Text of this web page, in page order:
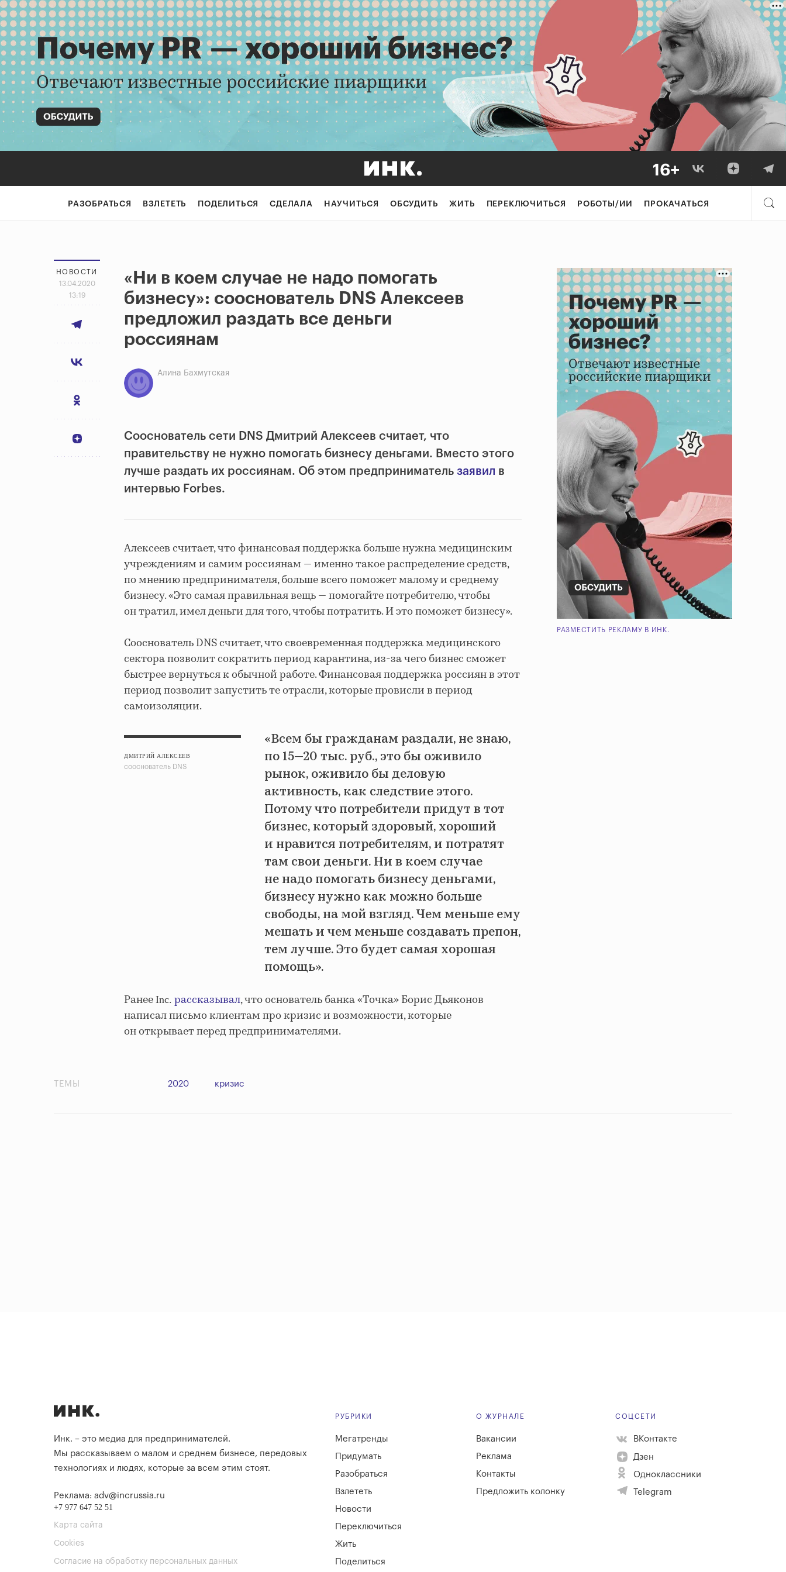
РАЗОБРАТЬСЯ ВЗЛЕТЕТЬ ПОДЕЛИТЬСЯ СДЕЛАЛА НАУЧИТЬСЯ ОБСУДИТЬ ЖИТЬ ПЕРЕКЛЮЧИТЬСЯ РОБОТЫ/ИИ ПРОКАЧАТЬСЯ
НОВОСТИ
13.04.2020
13:19
«Ни в коем случае не надо помогать
бизнесу»: сооснователь DNS Алексеев
предложил раздать все деньги
россиянам
Алина Бахмутская
Сооснователь сети DNS Дмитрий Алексеев считает, что
правительству не нужно помогать бизнесу деньгами. Вместо этого
лучше раздать их россиянам. Об этом предприниматель заявил в
интервью Forbes.
Алексеев считает, что финансовая поддержка больше нужна медицинским
учреждениям и самим россиянам — именно такое распределение средств,
по мнению предпринимателя, больше всего поможет малому и среднему
бизнесу.«Это самая правильная вещь — помогайте потребителю, чтобы
он тратил, имел деньги для того, чтобы потратить. И это поможет бизнесу».
Сооснователь DNS считает, что своевременная поддержка медицинского
сектора позволит сократить период карантина, из-за чего бизнес сможет
быстрее вернуться к обычной работе. Финансовая поддержка россиян в этот
период позволит запустить те отрасли, которые провисли в период
самоизоляции.
ДМИТРИЙ АЛЕКСЕЕВ
сооснователь DNS
«Всем бы гражданам раздали, не знаю,
по 15—20 тыс. руб., это бы оживило
рынок, оживило бы деловую
активность, как следствие этого.
Потому что потребители придут в тот
бизнес, который здоровый, хороший
и нравится потребителям, и потратят
там свои деньги. Ни в коем случае
не надо помогать бизнесу деньгами,
бизнесу нужно как можно больше
свободы, на мой взгляд. Чем меньше ему
мешать и чем меньше создавать препон,
тем лучше. Это будет самая хорошая
помощь».
Ранее Inc. рассказывал, что основатель банка «Точка» Борис Дьяконов
написал письмо клиентам про кризис и возможности, которые
он открывает перед предпринимателями.
РАЗМЕСТИТЬ РЕКЛАМУ В ИНК.
ТЕМЫ 2020 кризис
Инк. – это медиа для предпринимателей.
Мы рассказываем о малом и среднем бизнесе, передовых
технологиях и людях, которые за всем этим стоят.
Реклама: adv@incrussia.ru
+7 977 647 52 51
Карта сайта
Cookies
Согласие на обработку персональных данных
РУБРИКИ
Мегатренды
Придумать
Разобраться
Взлететь
Новости
Переключиться
Жить
Поделиться
О ЖУРНАЛЕ
Вакансии
Реклама
Контакты
Предложить колонку
СОЦСЕТИ
ВКонтакте
Дзен
Одноклассники
Telegram